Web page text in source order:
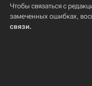
Чтобы связаться с
замеченных ошибках,
связи.